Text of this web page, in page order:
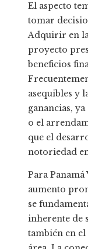
El aspecto
tomar
Adquirir en
proyecto
beneficios
asequibles y
ganancias,
o el
que el
notoriedad
Para Panamá
aumento
se
inherente de
también en